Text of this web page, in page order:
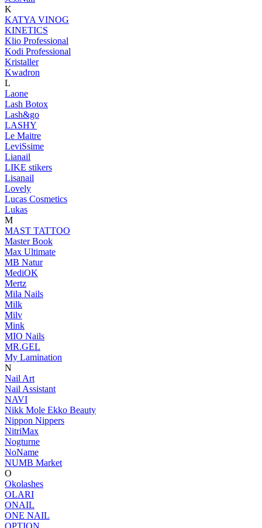
K
KATYA VINOG
KINETICS
Klio Professional
Kodi Professional
Kristaller
Kwadron
L
Laone
Lash Botox
Lash&go
LASHY
Le Maitre
LeviSsime
Lianail
LIKE stikers
Lisanail
Lovely
Lucas Cosmetics
Lukas
M
MAST TATTOO
Master Book
Max Ultimate
MB Natur
MediOK
Mertz
Mila Nails
Milk
Milv
Mink
MIO Nails
MR.GEL
My Lamination
N
Nail Art
Nail Assistant
NAVI
Nikk Mole Ekko Beauty
Nippon Nippers
NitriMax
Nogturne
NoName
NUMB Market
O
Okolashes
OLARI
ONAIL
ONE NAIL
OPTION